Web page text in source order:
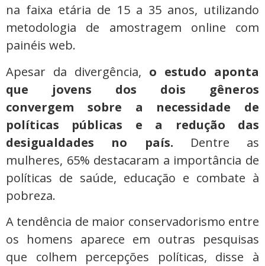
na faixa etária de 15 a 35 anos, utilizando
metodologia de amostragem online com
painéis web.
Apesar da divergência, o estudo aponta
que jovens dos dois gêneros
convergem sobre a necessidade de
políticas públicas e a redução das
desigualdades no país. Dentre as
mulheres, 65% destacaram a importância de
políticas de saúde, educação e combate à
pobreza.
A tendência de maior conservadorismo entre
os homens aparece em outras pesquisas
que colhem percepções políticas, disse à